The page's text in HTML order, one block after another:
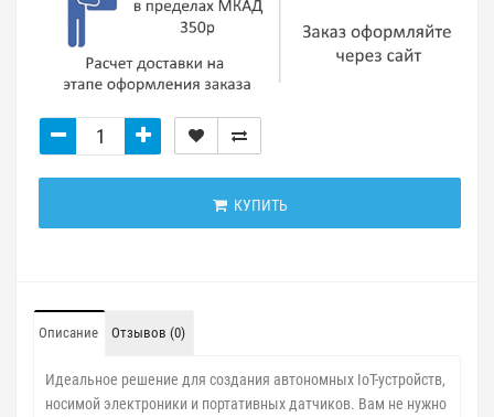
КУПИТЬ
Описание Отзывов (0)
Идеальное решение для создания автономных IoT-устройств,
носимой электроники и портативных датчиков. Вам не нужно